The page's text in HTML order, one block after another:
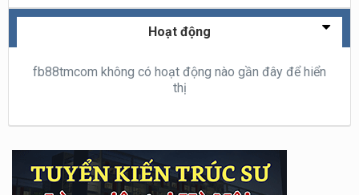
Hoạt động
fb88tmcom không có hoạt động nào gần đây để hiển
thị